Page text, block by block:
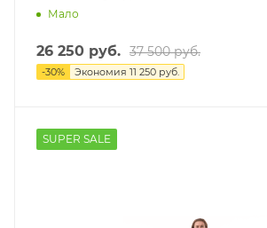
Мало
26 250 руб. 37 500руб.
-30% Экономия 11 250 руб.
SUPER SALE